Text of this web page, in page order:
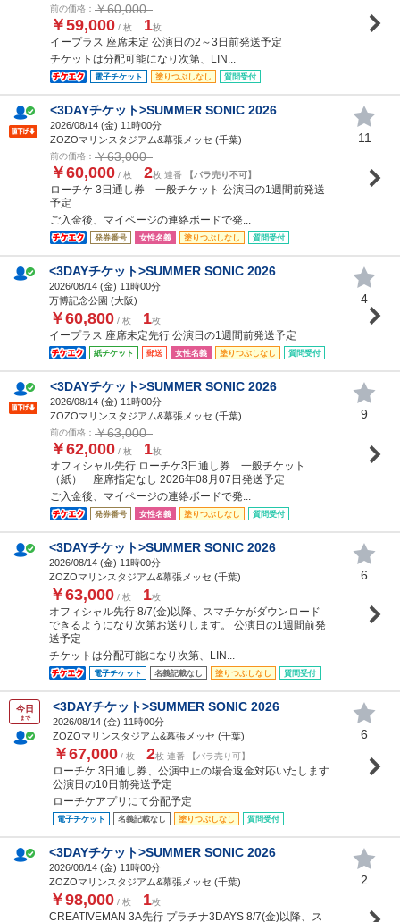
前の価格： ￥60,000
￥59,000 / 枚 1枚
イープラス 座席未定 公演日の2～3日前発送予定
チケットは分配可能になり次第、LIN...
電子チケット 塗りつぶしなし 質問受付
<3DAYチケット>SUMMER SONIC 2026
2026/08/14 (金) 11時00分
ZOZOマリンスタジアム&幕張メッセ (千葉)
前の価格： ￥63,000
￥60,000 / 枚 2枚 連番 【バラ売り不可】
ローチケ 3日通し券 一般チケット 公演日の1週間前発送
予定
ご入金後、マイページの連絡ボードで発...
発券番号 女性名義 塗りつぶしなし 質問受付
11
<3DAYチケット>SUMMER SONIC 2026
2026/08/14 (金) 11時00分
万博記念公園 (大阪)
￥60,800 / 枚 1枚
イープラス 座席未定先行 公演日の1週間前発送予定
紙チケット 郵送 女性名義 塗りつぶしなし 質問受付
4
<3DAYチケット>SUMMER SONIC 2026
2026/08/14 (金) 11時00分
ZOZOマリンスタジアム&幕張メッセ (千葉)
前の価格： ￥63,000
￥62,000 / 枚 1枚
オフィシャル先行 ローチケ3日通し券 一般チケット
（紙） 座席指定なし 2026年08月07日発送予定
ご入金後、マイページの連絡ボードで発...
発券番号 女性名義 塗りつぶしなし 質問受付
9
<3DAYチケット>SUMMER SONIC 2026
2026/08/14 (金) 11時00分
ZOZOマリンスタジアム&幕張メッセ (千葉)
￥63,000 / 枚 1枚
オフィシャル先行 8/7(金)以降、スマチケがダウンロード
できるようになり次第お送りします。 公演日の1週間前発
送予定
チケットは分配可能になり次第、LIN...
電子チケット 名義記載なし 塗りつぶしなし 質問受付
6
今日
まで
<3DAYチケット>SUMMER SONIC 2026
2026/08/14 (金) 11時00分
ZOZOマリンスタジアム&幕張メッセ (千葉)
￥67,000 / 枚 2枚 連番 【バラ売り可】
ローチケ 3日通し券、公演中止の場合返金対応いたします
公演日の10日前発送予定
ローチケアプリにて分配予定
電子チケット 名義記載なし 塗りつぶしなし 質問受付
6
<3DAYチケット>SUMMER SONIC 2026
2026/08/14 (金) 11時00分
ZOZOマリンスタジアム&幕張メッセ (千葉)
￥98,000 / 枚 1枚
CREATIVEMAN 3A先行 プラチナ3DAYS 8/7(金)以降、ス
2